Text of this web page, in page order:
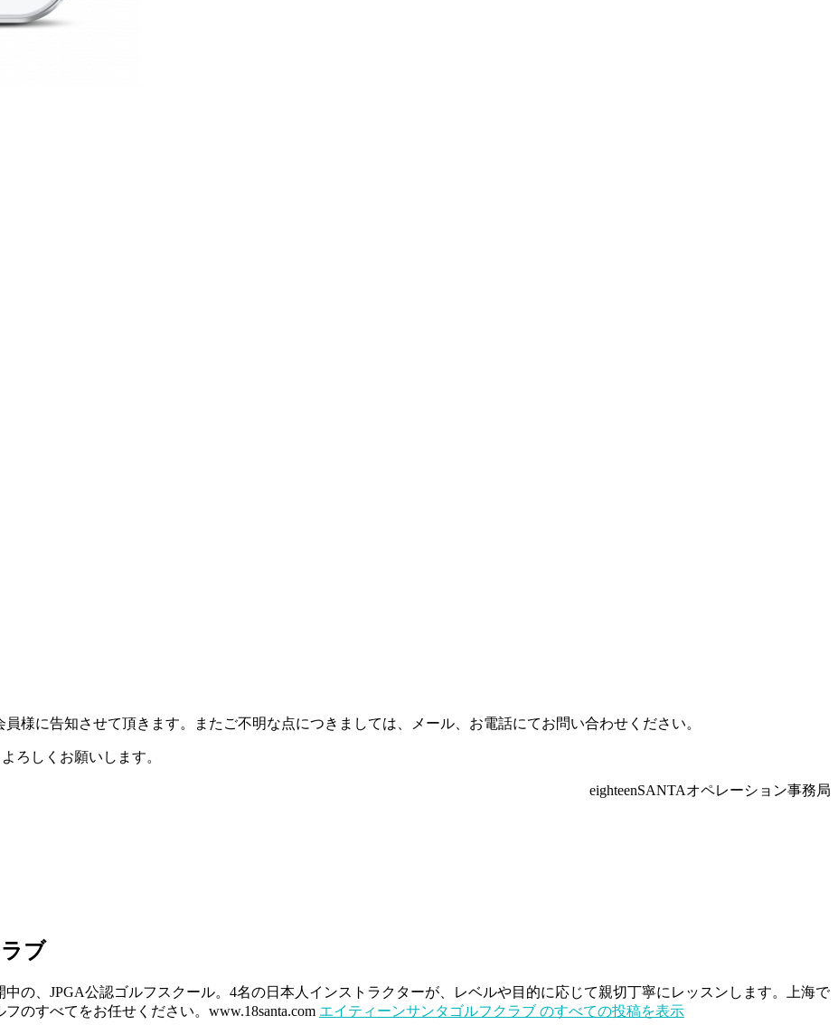
様に告知させて頂きます。またご不明な点につきましては、メール、お電話にてお問い合わせください。
ろしくお願いします。
eighteenSANTAオペレーション事務局
ブ
の、JPGA公認ゴルフスクール。4名の日本人インストラクターが、レベルや目的に応じて親切丁寧にレッスンします。上海で
のすべてをお任せください。www.18santa.com エイティーンサンタゴルフクラブ のすべての投稿を表示